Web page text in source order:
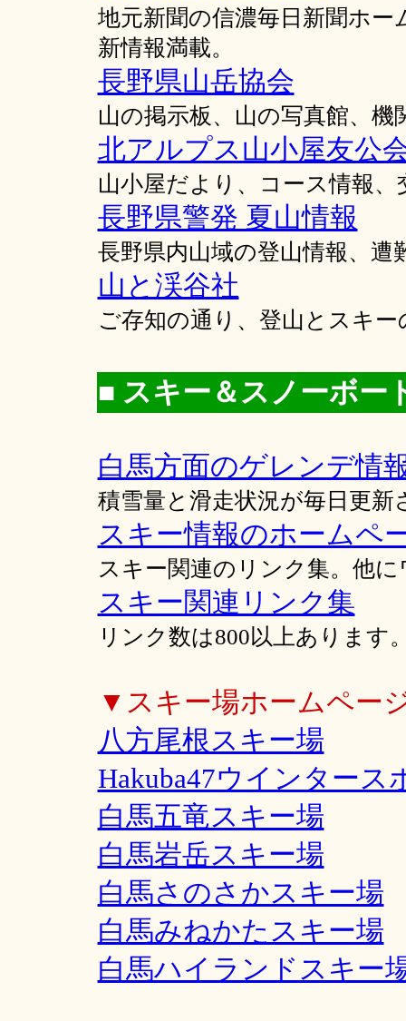
地元新聞の信濃毎日新聞ホ
新情報満載。
長野県山岳協会
山の掲示板、山の写真館、
北アルプス山小屋友公
山小屋だより、コース情報、
長野県警発 夏山情報
長野県内山域の登山情報、遭
山と渓谷社
ご存知の通り、登山とスキ
■ スキー＆スノーボー
白馬方面のゲレンデ情
積雪量と滑走状況が毎日更
スキー情報のホームペ
スキー関連のリンク集。他
スキー関連リンク集
リンク数は800以上あります
▼スキー場ホームペー
八方尾根スキー場
Hakuba47ウインタース
白馬五竜スキー場
白馬岩岳スキー場
白馬さのさかスキー場
白馬みねかたスキー場
白馬ハイランドスキー